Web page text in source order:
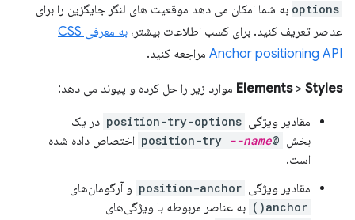
options به شما امکان می دهد موقعیت های لنگر جایگزین را برای
عناصر تعریف کنید. برای کسب اطلاعات بیشتر،
به معرفی CSS
Anchor positioning API مراجعه کنید.
Elements> Styles موارد زیر را حل کرده و پیوند می دهد:
مقادیر ویژگی position-try-options در یک
بخش @position-try
--name
اختصاص داده شده
است.
مقادیر ویژگی position-anchor و آرگومان‌های
anchor() به عناصر مربوطه با ویژگی‌های